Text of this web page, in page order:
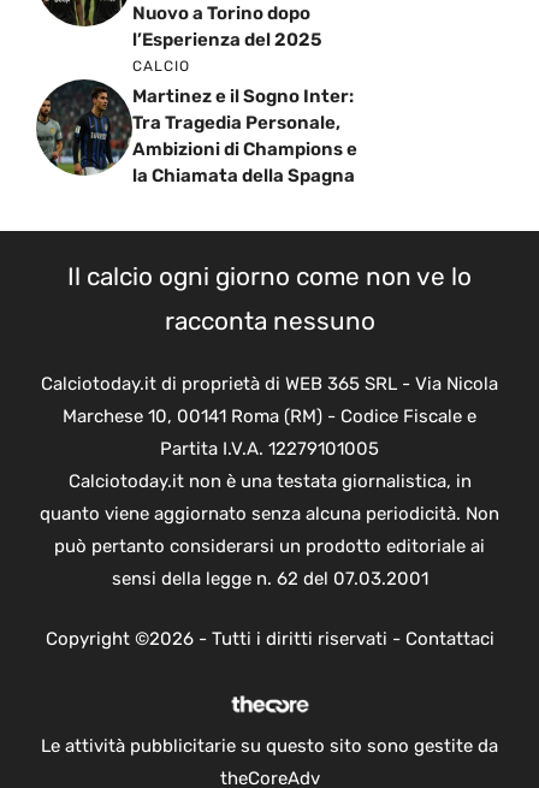
Nuovo a Torino dopo
l’Esperienza del 2025
CALCIO
Martinez e il Sogno Inter:
Tra Tragedia Personale,
Ambizioni di Champions e
la Chiamata della Spagna
Il calcio ogni giorno come non ve lo
racconta nessuno
Calciotoday.it di proprietà di WEB 365 SRL - Via Nicola
Marchese 10, 00141 Roma (RM) - Codice Fiscale e
Partita I.V.A. 12279101005
Calciotoday.it non è una testata giornalistica, in
quanto viene aggiornato senza alcuna periodicità. Non
può pertanto considerarsi un prodotto editoriale ai
sensi della legge n. 62 del 07.03.2001
Copyright ©2026 - Tutti i diritti riservati - Contattaci
Le attività pubblicitarie su questo sito sono gestite da
theCoreAdv